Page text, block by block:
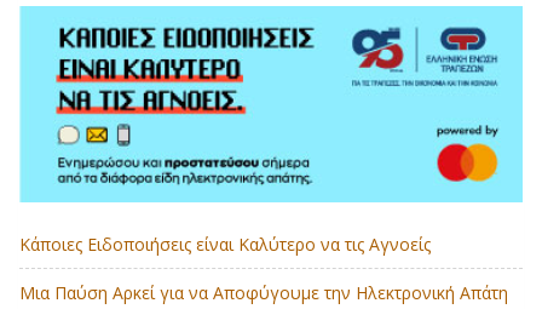
Κάποιες Ειδοποιήσεις είναι Καλύτερο να τις Αγνοείς
Μια Παύση Αρκεί για να Αποφύγουμε την Ηλεκτρονική Απάτη